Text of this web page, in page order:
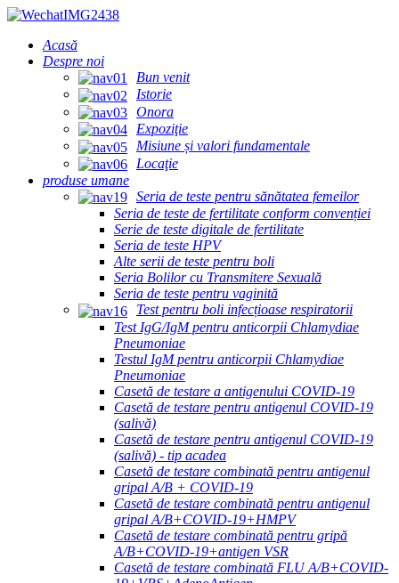
Acasă
Despre noi
Bun venit
Istorie
Onora
Expoziţie
Misiune și valori fundamentale
Locaţie
produse umane
Seria de teste pentru sănătatea femeilor
Seria de teste de fertilitate conform convenției
Serie de teste digitale de fertilitate
Seria de teste HPV
Alte serii de teste pentru boli
Seria Bolilor cu Transmitere Sexuală
Seria de teste pentru vaginită
Test pentru boli infecțioase respiratorii
Test IgG/IgM pentru anticorpii Chlamydiae
Pneumoniae
Testul IgM pentru anticorpii Chlamydiae
Pneumoniae
Casetă de testare a antigenului COVID-19
Casetă de testare pentru antigenul COVID-19
(salivă)
Casetă de testare pentru antigenul COVID-19
(salivă) - tip acadea
Casetă de testare combinată pentru antigenul
gripal A/B + COVID-19
Casetă de testare combinată pentru antigenul
gripal A/B+COVID-19+HMPV
Casetă de testare combinată pentru gripă
A/B+COVID-19+antigen VSR
Casetă de testare combinată FLU A/B+COVID-